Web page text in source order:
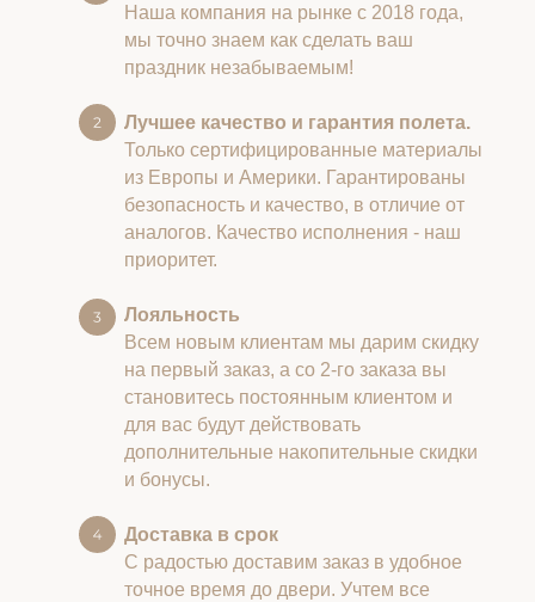
Наша компания на рынке с 2018 года,
мы точно знаем как сделать ваш
праздник незабываемым!
Лучшее качество и гарантия полета.
Только сертифицированные материалы
из Европы и Америки. Гарантированы
безопасность и качество, в отличие от
аналогов. Качество исполнения - наш
приоритет.
Лояльность
Всем новым клиентам мы дарим скидку
на первый заказ, а со 2-го заказа вы
становитесь постоянным клиентом и
для вас будут действовать
дополнительные накопительные скидки
и бонусы.
Доставка в срок
С радостью доставим заказ в удобное
точное время до двери. Учтем все